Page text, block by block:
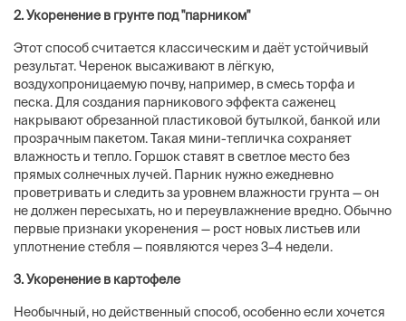
2. Укоренение в грунте под "парником"
Этот способ считается классическим и даёт устойчивый
результат. Черенок высаживают в лёгкую,
воздухопроницаемую почву, например, в смесь торфа и
песка. Для создания парникового эффекта саженец
накрывают обрезанной пластиковой бутылкой, банкой или
прозрачным пакетом. Такая мини-тепличка сохраняет
влажность и тепло. Горшок ставят в светлое место без
прямых солнечных лучей. Парник нужно ежедневно
проветривать и следить за уровнем влажности грунта — он
не должен пересыхать, но и переувлажнение вредно. Обычно
первые признаки укоренения — рост новых листьев или
уплотнение стебля — появляются через 3–4 недели.
3. Укоренение в картофеле
Необычный, но действенный способ, особенно если хочется